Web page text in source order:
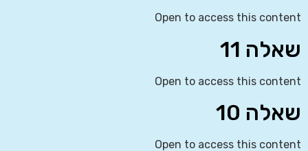
Open to access this content
שאלה 11
Open to access this content
שאלה 10
Open to access this content